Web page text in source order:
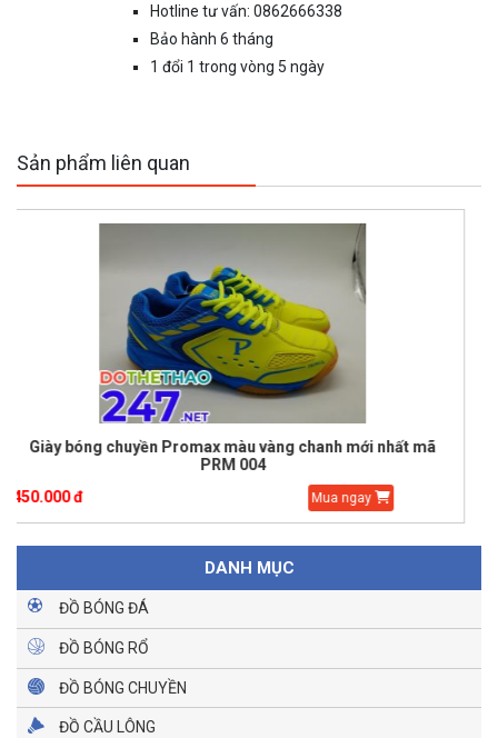
Hotline tư vấn: 0862666338
Bảo hành 6 tháng
1 đổi 1 trong vòng 5 ngày
Sản phẩm liên quan
mới nhất mã
Mua ngay
Giày bóng chuyền Kawasaki màu xanh
DANH MỤC
ĐỒ BÓNG ĐÁ
ĐỒ BÓNG RỔ
ĐỒ BÓNG CHUYỀN
ĐỒ CẦU LÔNG